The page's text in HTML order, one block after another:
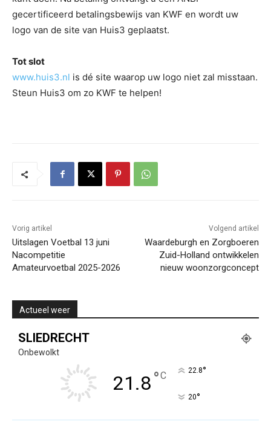
gecertificeerd betalingsbewijs van KWF en wordt uw
logo van de site van Huis3 geplaatst.
Tot slot
www.huis3.nl is dé site waarop uw logo niet zal misstaan.
Steun Huis3 om zo KWF te helpen!
Vorig artikel
Uitslagen Voetbal 13 juni
Nacompetitie
Amateurvoetbal 2025-2026
Volgend artikel
Waardeburgh en Zorgboeren
Zuid-Holland ontwikkelen
nieuw woonzorgconcept
Actueel weer
SLIEDRECHT
Onbewolkt
21.8°C 22.8°
20°